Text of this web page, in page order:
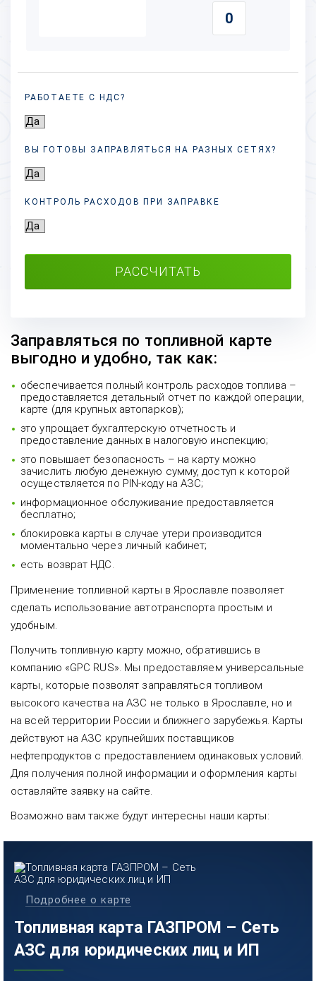
РАБОТАЕТЕ С НДС?
ВЫ ГОТОВЫ ЗАПРАВЛЯТЬСЯ НА РАЗНЫХСЕТЯХ?
КОНТРОЛЬ РАСХОДОВ ПРИ ЗАПРАВКЕ
РАССЧИТАТЬ
Заправляться по топливной карте
выгодно и удобно, так как:
обеспечивается полный контроль расходов топлива –
предоставляется детальный отчет по каждой операции,
карте (для крупных автопарков);
это упрощает бухгалтерскую отчетность и
предоставление данных в налоговую инспекцию;
это повышает безопасность – на карту можно
зачислить любую денежную сумму, доступ к которой
осуществляется по PIN-коду на АЗС;
информационное обслуживание предоставляется
бесплатно;
блокировка карты в случае утери производится
моментально через личный кабинет;
есть возврат НДС.
Применение топливной карты в Ярославле позволяет
сделать использование автотранспорта простым и
удобным.
Получить топливную карту можно, обратившись в
компанию «GPC RUS». Мы предоставляем универсальные
карты, которые позволят заправляться топливом
высокого качества на АЗС не только в Ярославле, но и
на всей территории России и ближнего зарубежья. Карты
действуют на АЗС крупнейших поставщиков
нефтепродуктов с предоставлением одинаковых условий.
Для получения полной информации и оформления карты
оставляйте заявку на сайте.
Возможно вам также будут интересны наши карты:
Топливная карта ГАЗПРОМ – Сеть
АЗС для юридических лиц и ИП
Подробнее о карте